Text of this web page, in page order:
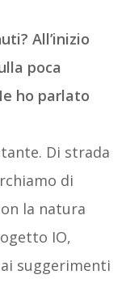
All’inizio
poca
ho parlato
Di strada
di
la natura
IO,
suggerimenti